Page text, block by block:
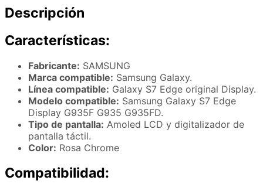
Descripción
Características:
Fabricante: SAMSUNG
Marca compatible: Samsung Galaxy.
Línea compatible: Galaxy S7 Edge original Display.
Modelo compatible: Samsung Galaxy S7 Edge
Display G935F G935 G935FD.
Tipo de pantalla: Amoled LCD y digitalizador de
pantalla táctil.
Color: Rosa Chrome
Compatibilidad: